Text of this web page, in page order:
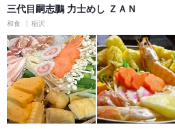
三代目嗣志鵬 力士めし ＺＡＮ
和食 稲沢